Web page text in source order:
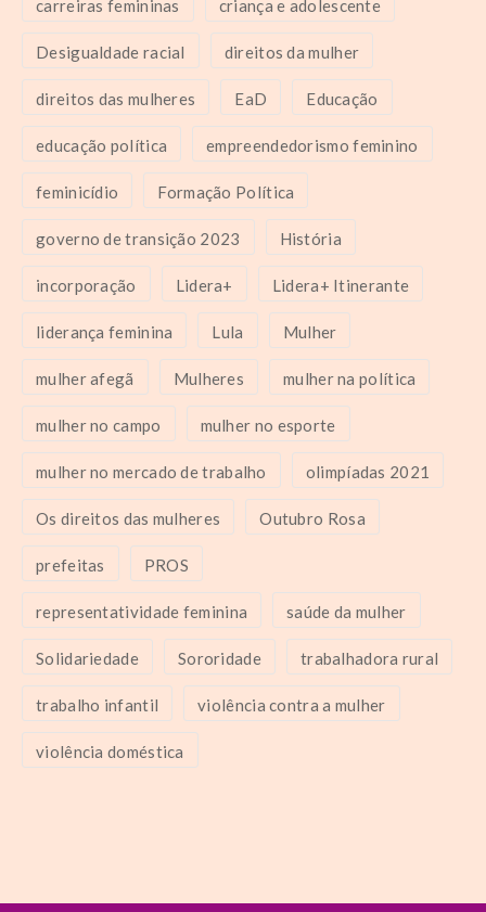
carreiras femininas criança e adolescente
Desigualdade racial direitos da mulher
direitos das mulheres EaD Educação
educação política empreendedorismo feminino
feminicídio Formação Política
governo de transição 2023 História
incorporação Lidera+ Lidera+ Itinerante
liderança feminina Lula Mulher
mulher afegã Mulheres mulher na política
mulher no campo mulher no esporte
mulher no mercado de trabalho olimpíadas 2021
Os direitos das mulheres Outubro Rosa
prefeitas PROS
representatividade feminina saúde da mulher
Solidariedade Sororidade trabalhadora rural
trabalho infantil violência contra a mulher
violência doméstica